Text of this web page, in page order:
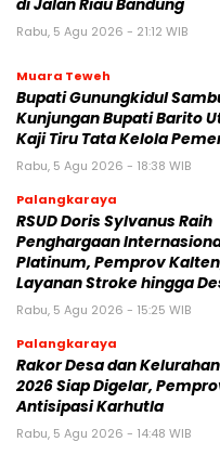
di Jalan Riau Bandung
Rabu, 5 Agu 2026 - 21:12 WIB
Muara Teweh
Bupati Gunungkidul
Kunjungan Bupati Barito
Kaji Tiru Tata Kelola
Rabu, 5 Agu 2026 - 18:38 WIB
Palangkaraya
RSUD Doris Sylvanus Raih
Penghargaan
Platinum, Pemprov
Layanan Stroke hingga
Rabu, 5 Agu 2026 - 15:25 WIB
Palangkaraya
Rakor Desa dan
2026 Siap Digelar,
Antisipasi Karhutla
Rabu, 5 Agu 2026 - 14:48 WIB